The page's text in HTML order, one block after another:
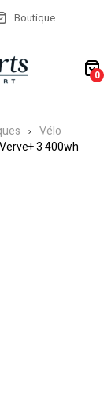
Boutique
0
Vélo
3 400wh